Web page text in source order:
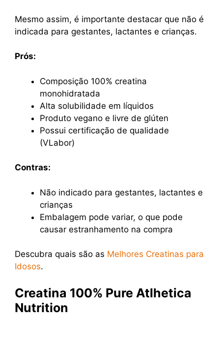
Mesmo assim, é importante destacar que não é
indicada para gestantes, lactantes e crianças.
Prós:
Composição 100% creatina
monohidratada
Alta solubilidade em líquidos
Produto vegano e livre de glúten
Possui certificação de qualidade
(VLabor)
Contras:
Não indicado para gestantes, lactantes e
crianças
Embalagem pode variar, o que pode
causar estranhamento na compra
Descubra quais são as Melhores Creatinas para
Idosos.
Creatina 100% Pure Atlhetica
Nutrition